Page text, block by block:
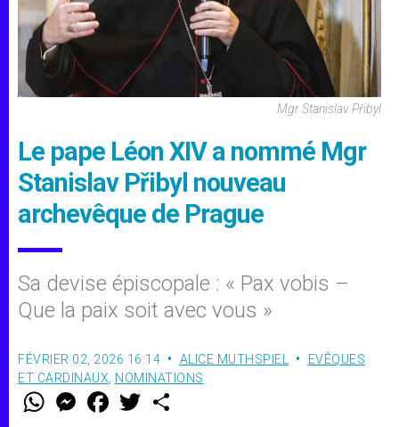
Mgr Stanislav Přibyl
Le pape Léon XIV a nommé Mgr
Stanislav Přibyl nouveau
archevêque de Prague
Sa devise épiscopale : « Pax vobis –
Que la paix soit avec vous »
FÉVRIER 02, 2026 16:14 ALICE MUTHSPIEL
EVÊQUES
ET CARDINAUX, NOMINATIONS
W M
e
F
a w